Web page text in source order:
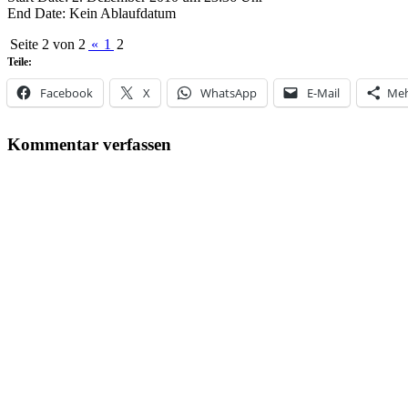
End Date: Kein Ablaufdatum
Seite 2 von 2 « 1 2
Teile:
Facebook X WhatsApp E-Mail
Kommentar verfassen